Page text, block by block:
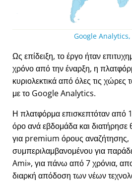
Google
Ως επίδειξη, το έργο ήταν
χρόνο από την έναρξη, η
κυριολεκτικά από όλες τις
με το Google Analytics.
Η πλατφόρμα επισκεπτόταν από
όρο ανά εβδομάδα και διατήρησε
για premium όρους αναζήτησης,
συμπεριλαμβανομένου για
Ami , για πάνω από 7 χρόνια,
διαρκή απόδοση των νέων